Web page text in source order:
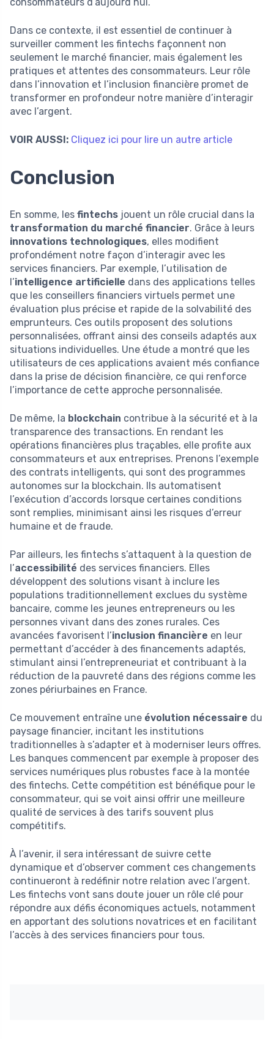
Dans ce contexte, il est essentiel de continuer à
surveiller comment les fintechs façonnent non
seulement le marché financier, mais également les
pratiques et attentes des consommateurs. Leur rôle
dans l’innovation et l’inclusion financière promet de
transformer en profondeur notre manière d’interagir
avec l’argent.
VOIR AUSSI: Cliquez ici pour lire un autre article
Conclusion
En somme, les fintechs jouent un rôle crucial dans la
transformation du marché financier. Grâce à leurs
innovations technologiques, elles modifient
profondément notre façon d’interagir avec les
services financiers. Par exemple, l’utilisation de
l’intelligence artificielle dans des applications telles
que les conseillers financiers virtuels permet une
évaluation plus précise et rapide de la solvabilité des
emprunteurs. Ces outils proposent des solutions
personnalisées, offrant ainsi des conseils adaptés aux
situations individuelles. Une étude a montré que les
utilisateurs de ces applications avaient més confiance
dans la prise de décision financière, ce qui renforce
l’importance de cette approche personnalisée.
De même, la blockchain contribue à la sécurité et à la
transparence des transactions. En rendant les
opérations financières plus traçables, elle profite aux
consommateurs et aux entreprises. Prenons l’exemple
des contrats intelligents, qui sont des programmes
autonomes sur la blockchain. Ils automatisent
l’exécution d’accords lorsque certaines conditions
sont remplies, minimisant ainsi les risques d’erreur
humaine et de fraude.
Par ailleurs, les fintechs s’attaquent à la question de
l’accessibilité des services financiers. Elles
développent des solutions visant à inclure les
populations traditionnellement exclues du système
bancaire, comme les jeunes entrepreneurs ou les
personnes vivant dans des zones rurales. Ces
avancées favorisent l’inclusion financière en leur
permettant d’accéder à des financements adaptés,
stimulant ainsi l’entrepreneuriat et contribuant à la
réduction de la pauvreté dans des régions comme les
zones périurbaines en France.
Ce mouvement entraîne une évolution nécessaire du
paysage financier, incitant les institutions
traditionnelles à s’adapter et à moderniser leurs offres.
Les banques commencent par exemple à proposer des
services numériques plus robustes face à la montée
des fintechs. Cette compétition est bénéfique pour le
consommateur, qui se voit ainsi offrir une meilleure
qualité de services à des tarifs souvent plus
compétitifs.
À l’avenir, il sera intéressant de suivre cette
dynamique et d’observer comment ces changements
continueront à redéfinir notre relation avec l’argent.
Les fintechs vont sans doute jouer un rôle clé pour
répondre aux défis économiques actuels, notamment
en apportant des solutions novatrices et en facilitant
l’accès à des services financiers pour tous.